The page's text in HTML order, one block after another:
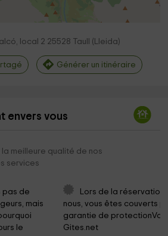
local 2 25528 Taull ( Lleida)
Générer un itinéraire
envers vous
meilleure qualité de nos
services
pas de
mais
le
Lors de la réservation
nous, vous êtes couverts
garantie de
Gites.net